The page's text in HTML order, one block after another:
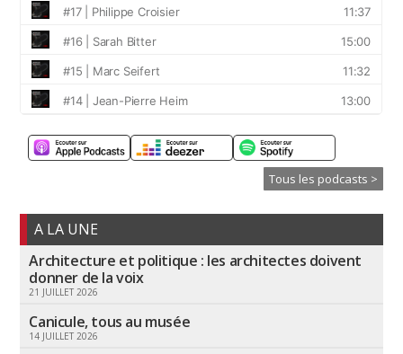
Tous les podcasts >
A LA UNE
Architecture et politique : les architectes doivent
donner de la voix
21 JUILLET 2026
Canicule, tous au musée
14 JUILLET 2026